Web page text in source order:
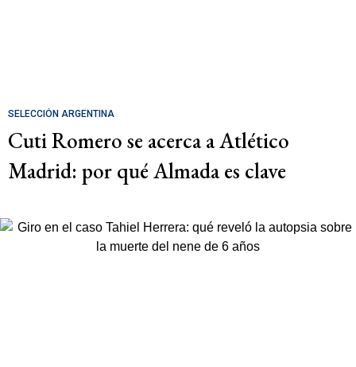
SELECCIÓN ARGENTINA
Cuti Romero se acerca a Atlético
Madrid: por qué Almada es clave